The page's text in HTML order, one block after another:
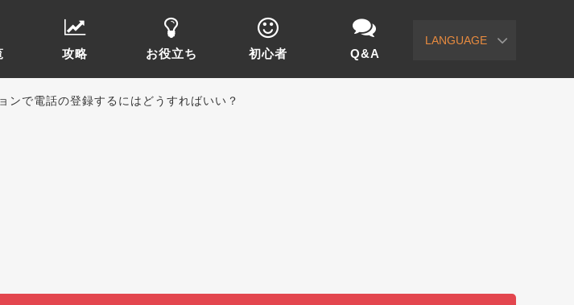
LANGUAGE
攻略 お役立ち 初心者 Q&A
ンで電話の登録するにはどうすればいい？